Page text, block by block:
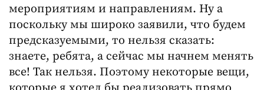
мероприятиям и направлениям. Ну а
поскольку мы широко заявили, что будем
предсказуемыми, то нельзя сказать:
знаете, ребята, а сейчас мы начнем менять
все! Так нельзя. Поэтому некоторые вещи,